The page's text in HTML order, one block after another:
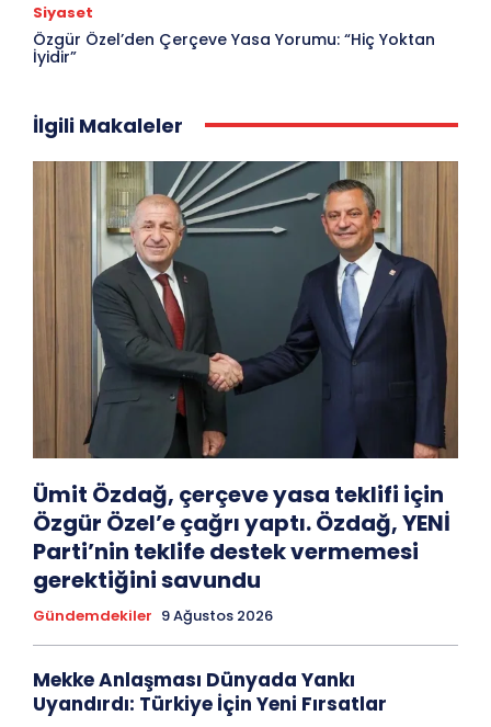
Siyaset
Özgür Özel’den Çerçeve Yasa Yorumu: “Hiç Yoktan
İyidir”
İlgili Makaleler
Ümit Özdağ, çerçeve yasa teklifi için
Özgür Özel’e çağrı yaptı. Özdağ, YENİ
Parti’nin teklife destek vermemesi
gerektiğini savundu
Gündemdekiler 9 Ağustos 2026
Mekke Anlaşması Dünyada Yankı
Uyandırdı: Türkiye İçin Yeni Fırsatlar